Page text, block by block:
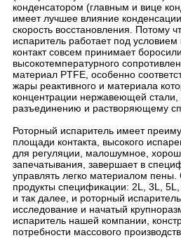
конденсатором (главным и вице
имеет лучшее влияние
скорость восстановления. Потому
испаритель работает под
контакт совсем принимает
высокотемпературного
материал PTFE, особенно
жары реактивного и материала
концентрации нержавеющей стали,
разъединению и растворяющему
Роторный испаритель имеет
площади контакта, высокого
для регуляции, малошумное,
запечатывания, завершает в
управлять легко материалом
продукты спецификации: 2L, 3L,
и так далее, и роторный
исследование и начатый
испаритель нашей компании,
потребности массового